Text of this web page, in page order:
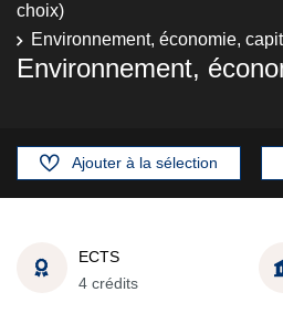
choix)
Environnement, économie,
Environnement,
Ajouter à la sélection
ECTS
4 crédits